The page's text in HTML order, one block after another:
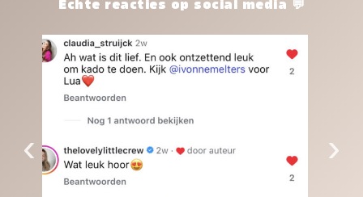
het waard.Echte reacties op social media 💬
‹ ›